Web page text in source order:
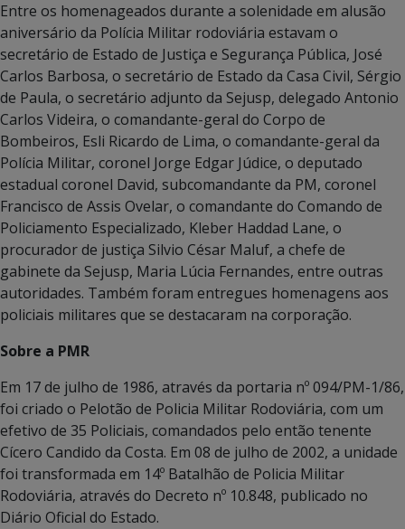
Entre os homenageados durante a solenidade em alusão
aniversário da Polícia Militar rodoviária estavam o
secretário de Estado de Justiça e Segurança Pública, José
Carlos Barbosa, o secretário de Estado da Casa Civil, Sérgio
de Paula, o secretário adjunto da Sejusp, delegado Antonio
Carlos Videira, o comandante-geral do Corpo de
Bombeiros, Esli Ricardo de Lima, o comandante-geral da
Polícia Militar, coronel Jorge Edgar Júdice, o deputado
estadual coronel David, subcomandante da PM, coronel
Francisco de Assis Ovelar, o comandante do Comando de
Policiamento Especializado, Kleber Haddad Lane, o
procurador de justiça Silvio César Maluf, a chefe de
gabinete da Sejusp, Maria Lúcia Fernandes, entre outras
autoridades. Também foram entregues homenagens aos
policiais militares que se destacaram na corporação.
Sobre a PMR
Em 17 de julho de 1986, através da portaria nº 094/PM-1/86,
foi criado o Pelotão de Policia Militar Rodoviária, com um
efetivo de 35 Policiais, comandados pelo então tenente
Cícero Candido da Costa. Em 08 de julho de 2002, a unidade
foi transformada em 14º Batalhão de Policia Militar
Rodoviária, através do Decreto nº 10.848, publicado no
Diário Oficial do Estado.